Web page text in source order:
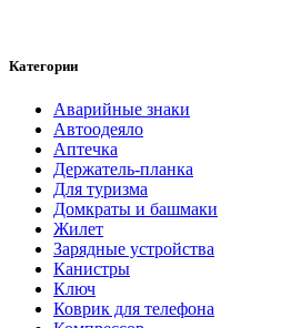
Категории
Аварийные знаки
Автоодеяло
Аптечка
Держатель-планка
Для туризма
Домкраты и башмаки
Жилет
Зарядные устройства
Канистры
Ключ
Коврик для телефона